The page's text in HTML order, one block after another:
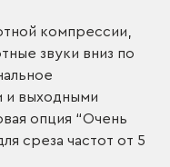
компрессии,
звуки вниз по
и выходными
опция “Очень
среза частот от 5